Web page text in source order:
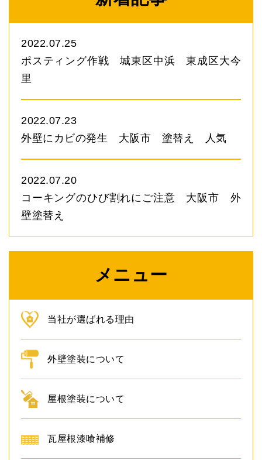
2022.07.25
ポスティング作戦 城東区中浜 東成区大今
里
2022.07.23
外壁にカビの発生 大阪市 塗替え 人気
2022.07.20
コーキングのひび割れにご注意 大阪市 外
壁塗替え
メニュー
当社が選ばれる理由
外壁塗装について
屋根塗装について
瓦屋根漆喰補修